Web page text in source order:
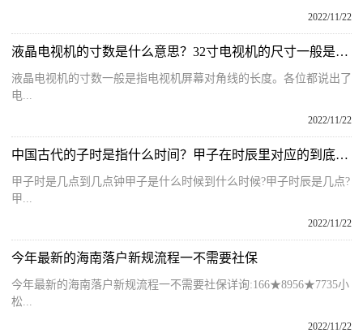
2022/11/22
液晶电视机的寸数是什么意思？32寸电视机的尺寸一般是多少米呢？
液晶电视机的寸数一般是指电视机屏幕对角线的长度。各位都说出了
电...
2022/11/22
中国古代的子时是指什么时间？甲子在时辰里对应的到底是几点呢？
甲子时是几点到几点钟甲子是什么时候到什么时候?甲子时辰是几点?
甲...
2022/11/22
今年最新的海南落户新规流程一不需要社保
今年最新的海南落户新规流程一不需要社保详询:166★8956★7735小
松...
2022/11/22